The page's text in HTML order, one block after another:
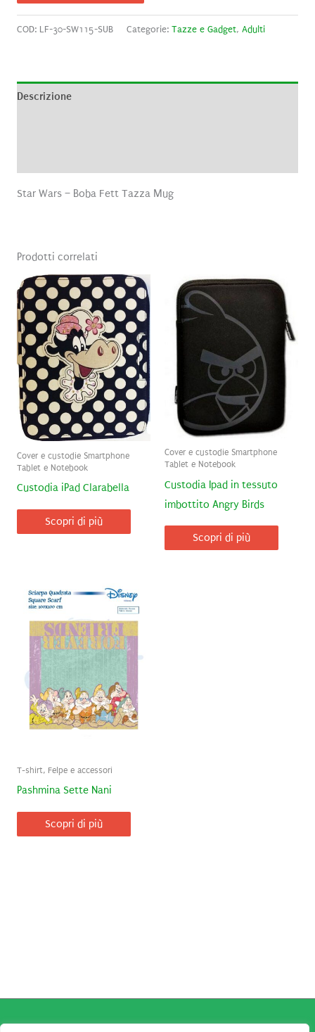
COD: LF-30-SW115-SUB Categorie: Tazze e Gadget, Adulti
Descrizione
Star Wars – Boba Fett Tazza Mug
Prodotti correlati
Cover e custodie Smartphone
Tablet e Notebook
Custodia iPad Clarabella
Scopri di più
Cover e custodie Smartphone
Tablet e Notebook
Custodia Ipad in tessuto
imbottito Angry Birds
Scopri di più
T-shirt, Felpe e accessori
Pashmina Sette Nani
Scopri di più